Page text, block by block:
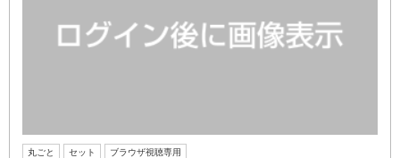
丸ごと セット ブラウザ視聴専用